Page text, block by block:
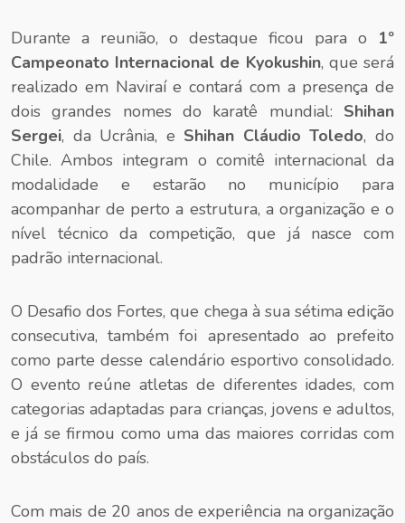
Durante a reunião, o destaque ficou para o 1º
Campeonato Internacional de Kyokushin, que será
realizado em Naviraí e contará com a presença de
dois grandes nomes do karatê mundial: Shihan
Sergei, da Ucrânia, e Shihan Cláudio Toledo, do
Chile. Ambos integram o comitê internacional da
modalidade e estarão no município para
acompanhar de perto a estrutura, a organização e o
nível técnico da competição, que já nasce com
padrão internacional.
O Desafio dos Fortes, que chega à sua sétima edição
consecutiva, também foi apresentado ao prefeito
como parte desse calendário esportivo consolidado.
O evento reúne atletas de diferentes idades, com
categorias adaptadas para crianças, jovens e adultos,
e já se firmou como uma das maiores corridas com
obstáculos do país.
Com mais de 20 anos de experiência na organização